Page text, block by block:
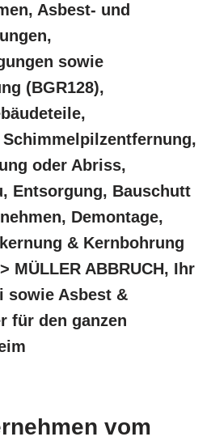
Asbest- und
sowie
(BGR128),
oder Abriss,
Entsorgung, Bauschutt
Demontage,
& Kernbohrung
MÜLLER ABBRUCH, Ihr
sowie Asbest &
für den ganzen
vom